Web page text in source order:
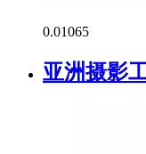
0.01065
亚洲摄影